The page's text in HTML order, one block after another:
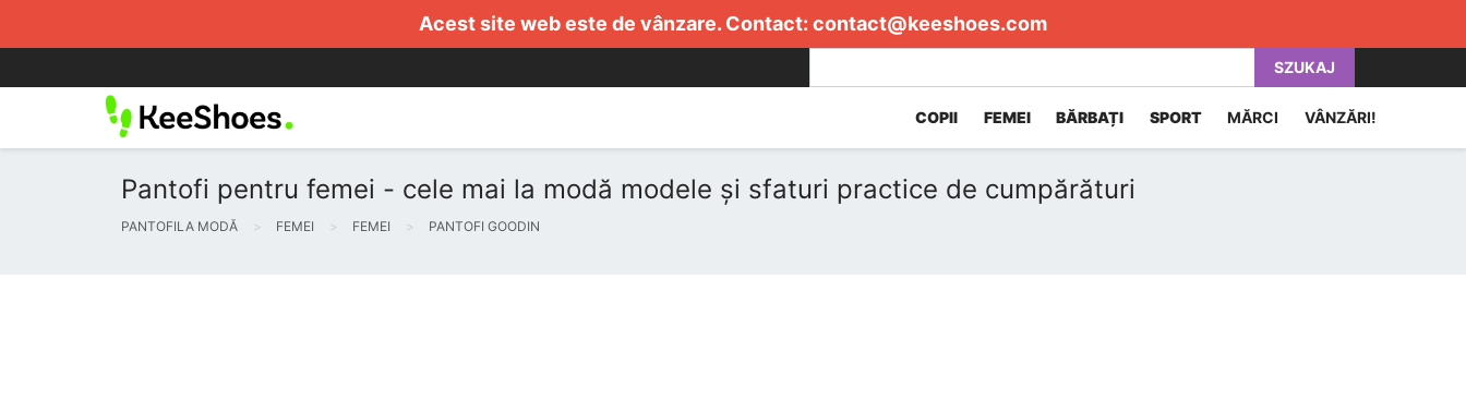
Acest site web este de vânzare. Contact: contact@keeshoes.com
SZUKAJ
COPII FEMEI BĂRBAȚI SPORT MĂRCI VÂNZĂRI!
Pantofi pentru femei - cele mai la modă modele și sfaturi practice de cumpărături
PANTOFILA MODĂ FEMEI FEMEI PANTOFI GOODIN